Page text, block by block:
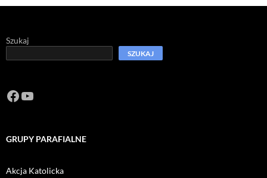
Szukaj
SZUKAJ
Facebook
https://www.youtube.com/channel/
GRUPY PARAFIALNE
Akcja Katolicka